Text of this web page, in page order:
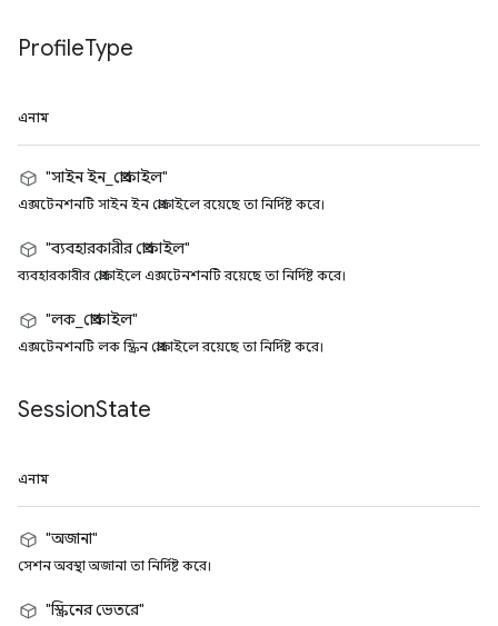
ProfileType
এনাম
"সাইন ইন_প্রোফাইল"
এক্সটেনশনটি সাইন ইন প্রোফাইলে রয়েছে তা নির্দিষ্ট করে।
"ব্যবহারকারীর প্রোফাইল"
ব্যবহারকারীর প্রোফাইলে এক্সটেনশনটি রয়েছে তা নির্দিষ্ট করে।
"লক_প্রোফাইল"
এক্সটেনশনটি লক স্ক্রিন প্রোফাইলে রয়েছে তা নির্দিষ্ট করে।
SessionState
এনাম
"অজানা"
সেশন অবস্থা অজানা তা নির্দিষ্ট করে।
"স্ক্রিনের ভেতরে"